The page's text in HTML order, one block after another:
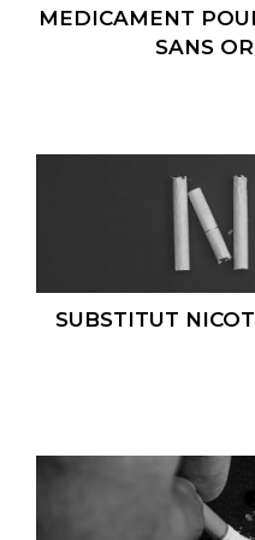
MEDICAMENT
SANS
SUBSTITUT